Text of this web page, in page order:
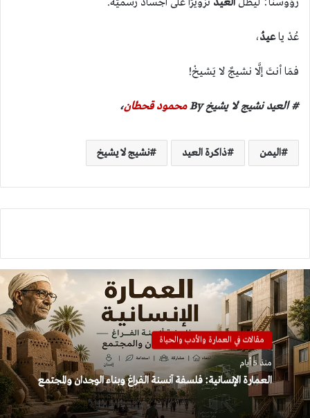
عُدْ ياعيدُ،
فمَا أنتَ إلَّا نشيجٌ لا يَشيخْ!
# العيد نشيج لا يشيخ By محمود قحطان،
اليمن ذاكرة العيد نشيج لا يشيخ
مقالات في العمارة والأدب والحياة
منذ 5 أيام
العمارة الإنسانية: فلسفة أنسنة الفراغ وبناء الوجدان والمجتمع